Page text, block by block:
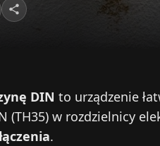
DIN to urządzenie
(TH35) w rozdzielnicy
.